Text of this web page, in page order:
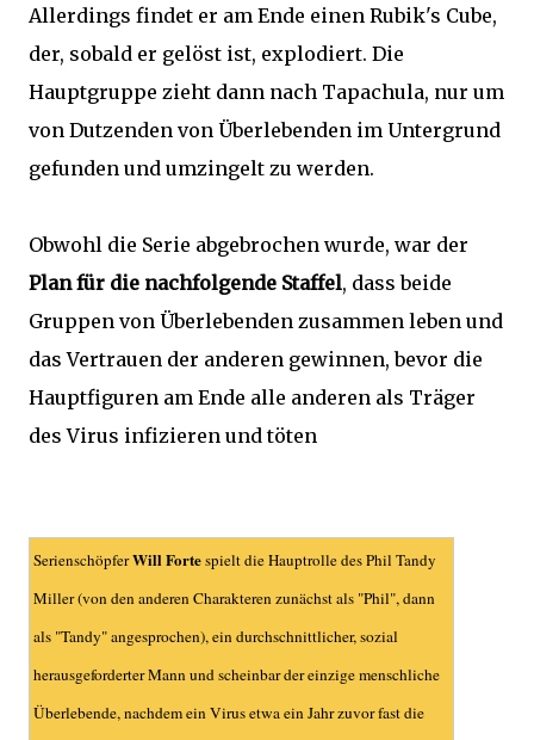
Allerdings findet er am Ende einen Rubik's Cube,
der, sobald er gelöst ist, explodiert. Die
Hauptgruppe zieht dann nach Tapachula, nur um
von Dutzenden von Überlebenden im Untergrund
gefunden und umzingelt zu werden.
Obwohl die Serie abgebrochen wurde, war der
Plan für die nachfolgende Staffel, dass beide
Gruppen von Überlebenden zusammen leben und
das Vertrauen der anderen gewinnen, bevor die
Hauptfiguren am Ende alle anderen als Träger
des Virus infizieren und töten
SerienschöpferWill Fortespielt die Hauptrolle des Phil Tandy
Miller(von den anderen Charakteren zunächst als "Phil", dann
als "Tandy" angesprochen), ein durchschnittlicher, sozial
herausgeforderter Mann und scheinbar der einzige menschliche
Überlebende, nachdem ein Virus etwa ein Jahr zuvor fast die